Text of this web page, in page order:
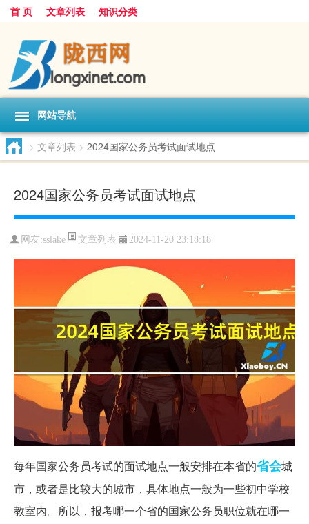
首 页 文章列表 知识分类
网站导航
> 文章列表 > 2024国家公务员考试面试地点
2024国家公务员考试面试地点
网友:sslake 文章列表 2024-11-20 23:18:18
每年国家公务员考试的面试地点一般安排在本省的省会城
市，或者是比较大的城市，具体地点一般为一些初中学校
教室内。所以，报考哪一个省的国家公务员职位就在哪一